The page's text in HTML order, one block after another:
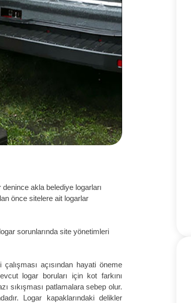
denince akla belediye logarları
önce sitelere ait logarlar
sorunlarında site yönetimleri
açısından hayati öneme
logar boruları için kot farkını
sıkışması patlamalara sebep olur.
Logar kapaklarındaki delikler